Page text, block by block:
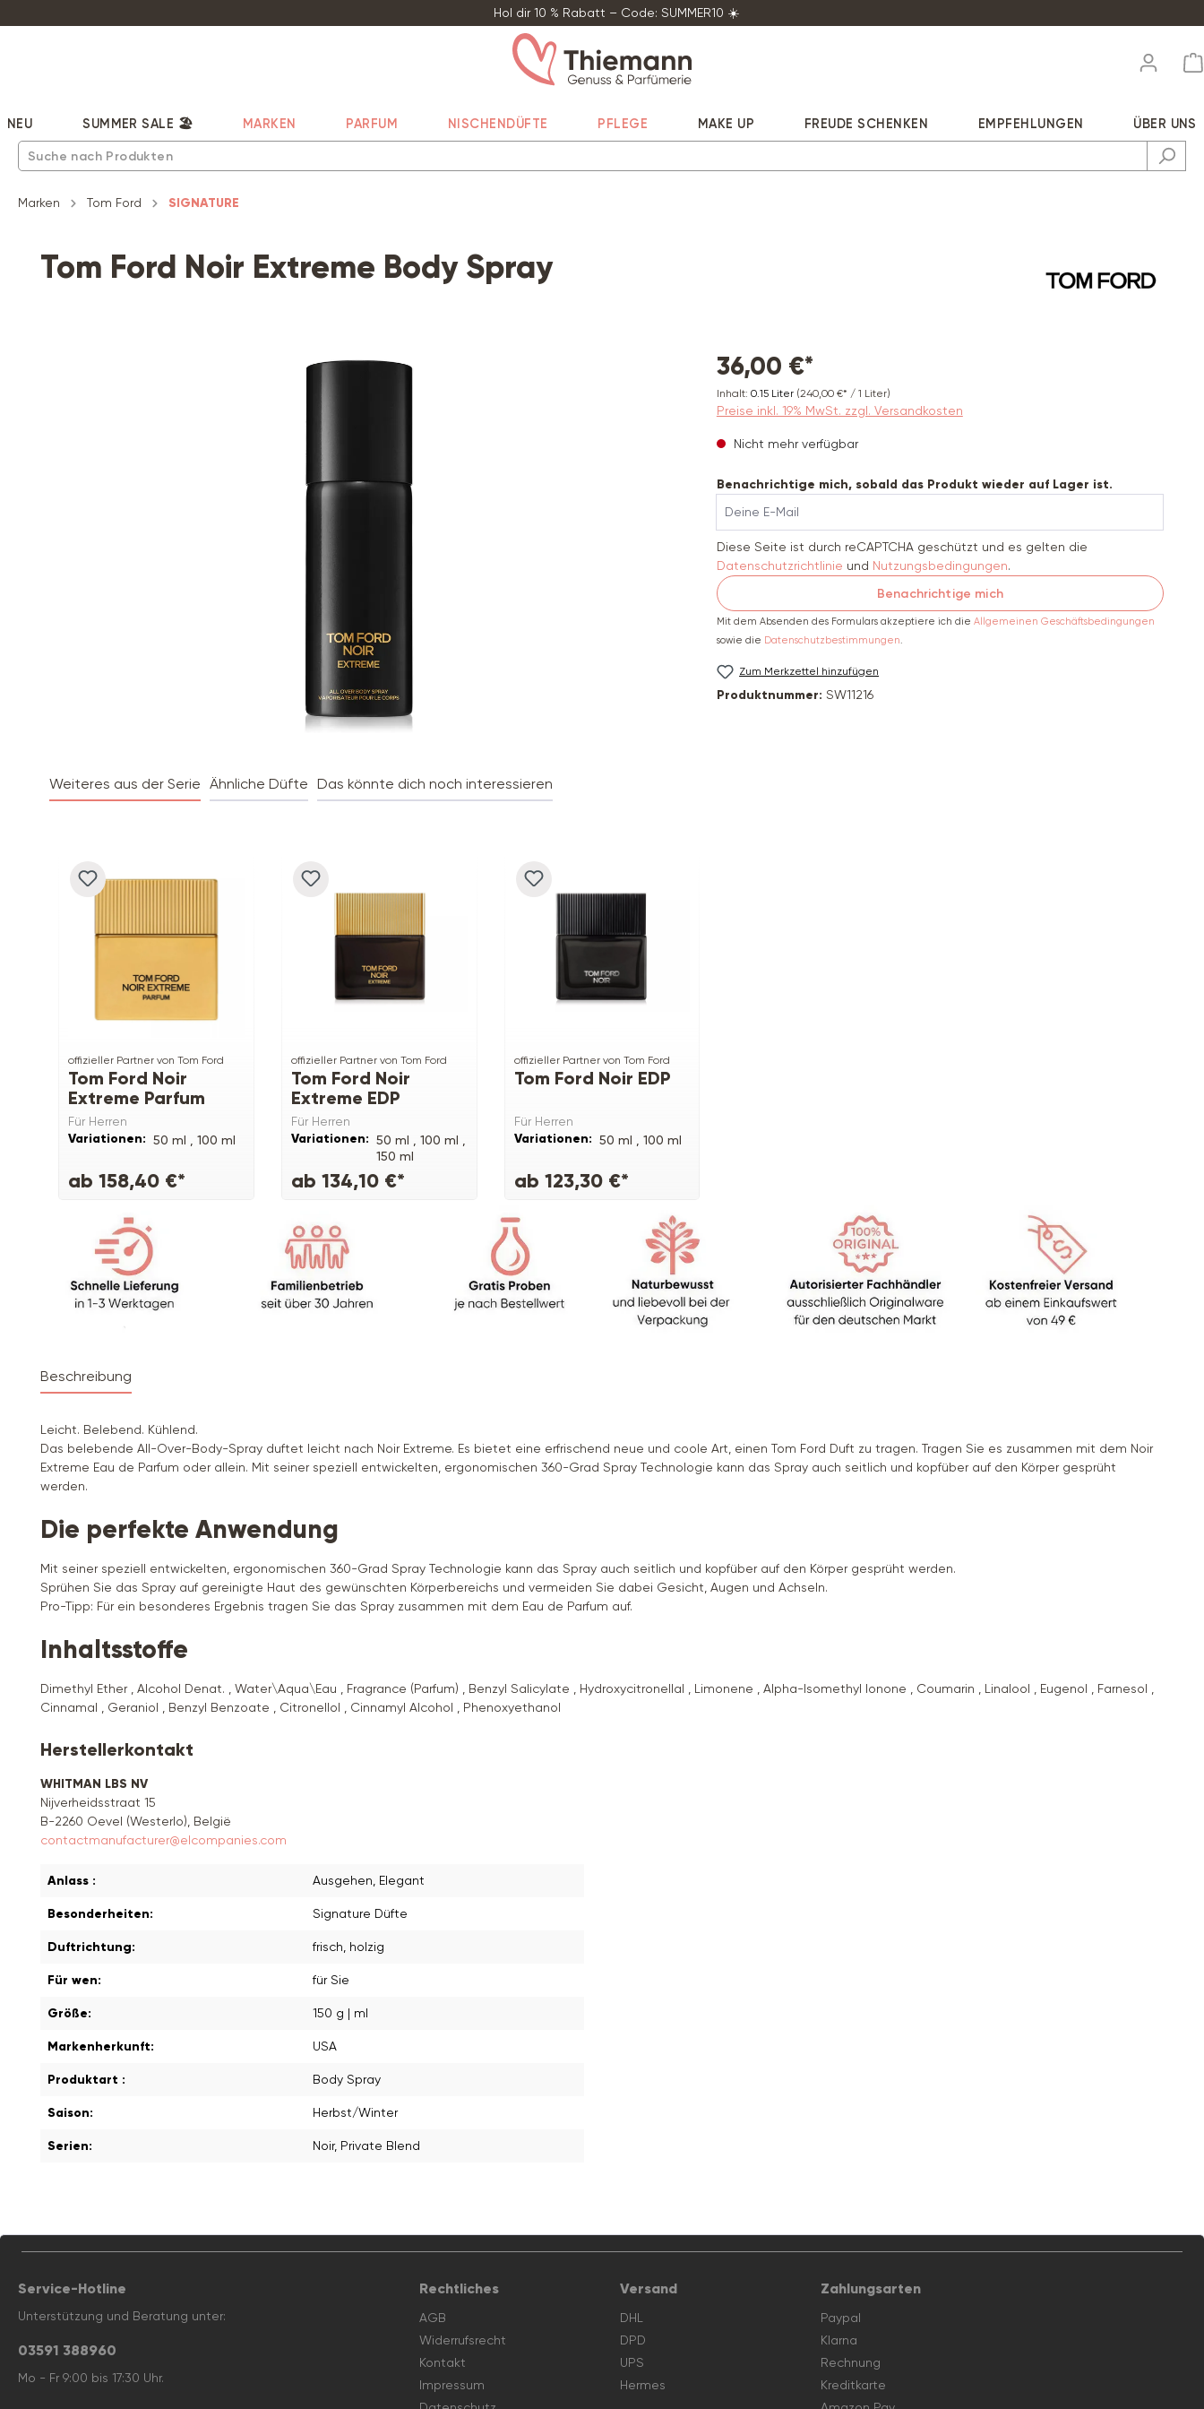
Hol dir 10 % Rabatt – Code: SUMMER10 ☀️
NEU SUMMER SALE 🏖️ MARKEN PARFUM NISCHENDÜFTE PFLEGE MAKE UP FREUDE SCHENKEN EMPFEHLUNGEN ÜBER UNS
Marken Tom Ford SIGNATURE
Tom Ford Noir Extreme Body Spray
36,00 €*
Inhalt: 0.15 Liter (240,00 €* / 1 Liter)
Preise inkl. 19% MwSt. zzgl. Versandkosten
Nicht mehr verfügbar
Benachrichtige mich, sobald das Produkt wieder auf Lager ist.
Diese Seite ist durch reCAPTCHA geschützt und es gelten die
Datenschutzrichtlinie und Nutzungsbedingungen.
Benachrichtige mich
Mit dem Absenden des Formulars akzeptiere ich die Allgemeinen Geschäftsbedingungen
sowie die Datenschutzbestimmungen.
Zum Merkzettel hinzufügen
Produktnummer: SW11216
Weiteres aus der Serie Ähnliche Düfte Das könnte dich noch interessieren
offizieller Partner von Tom Ford
Tom Ford Noir
Extreme Parfum
Für Herren
Variationen: 50 ml , 100 ml
ab 158,40 €*
offizieller Partner von Tom Ford
Tom Ford Noir
Extreme EDP
Für Herren
Variationen: 50 ml , 100 ml ,
150 ml
ab 134,10 €*
offizieller Partner von Tom Ford
Tom Ford Noir EDP
Für Herren
Variationen: 50 ml , 100 ml
ab 123,30 €*
Beschreibung
Leicht. Belebend. Kühlend.
Das belebende All-Over-Body-Spray duftet leicht nach Noir Extreme. Es bietet eine erfrischend neue und coole Art, einen Tom Ford Duft zu tragen. Tragen Sie es zusammen mit dem Noir
Extreme Eau de Parfum oder allein. Mit seiner speziell entwickelten, ergonomischen 360-Grad Spray Technologie kann das Spray auch seitlich und kopfüber auf den Körper gesprüht
werden.
Die perfekte Anwendung
Mit seiner speziell entwickelten, ergonomischen 360-Grad Spray Technologie kann das Spray auch seitlich und kopfüber auf den Körper gesprüht werden.
Sprühen Sie das Spray auf gereinigte Haut des gewünschten Körperbereichs und vermeiden Sie dabei Gesicht, Augen und Achseln.
Pro-Tipp: Für ein besonderes Ergebnis tragen Sie das Spray zusammen mit dem Eau de Parfum auf.
Inhaltsstoffe
Dimethyl Ether , Alcohol Denat. , Water\Aqua\Eau , Fragrance (Parfum) , Benzyl Salicylate , Hydroxycitronellal , Limonene , Alpha-Isomethyl Ionone , Coumarin , Linalool , Eugenol , Farnesol ,
Cinnamal , Geraniol , Benzyl Benzoate , Citronellol , Cinnamyl Alcohol , Phenoxyethanol
Herstellerkontakt
WHITMAN LBS NV
Nijverheidsstraat 15
B-2260 Oevel (Westerlo), België
contactmanufacturer@elcompanies.com
Anlass : Ausgehen , Elegant
Besonderheiten: Signature Düfte
Duftrichtung: frisch , holzig
Für wen: für Sie
Größe: 150 g | ml
Markenherkunft: USA
Produktart : Body Spray
Saison: Herbst/Winter
Serien: Noir, Private Blend
Service-Hotline
Unterstützung und Beratung unter:
03591 388960
Mo - Fr 9:00 bis 17:30 Uhr.
Rechtliches
AGB
Widerrufsrecht
Kontakt
Impressum
Versand
DHL
DPD
UPS
Hermes
Zahlungsarten
Paypal
Klarna
Rechnung
Kreditkarte